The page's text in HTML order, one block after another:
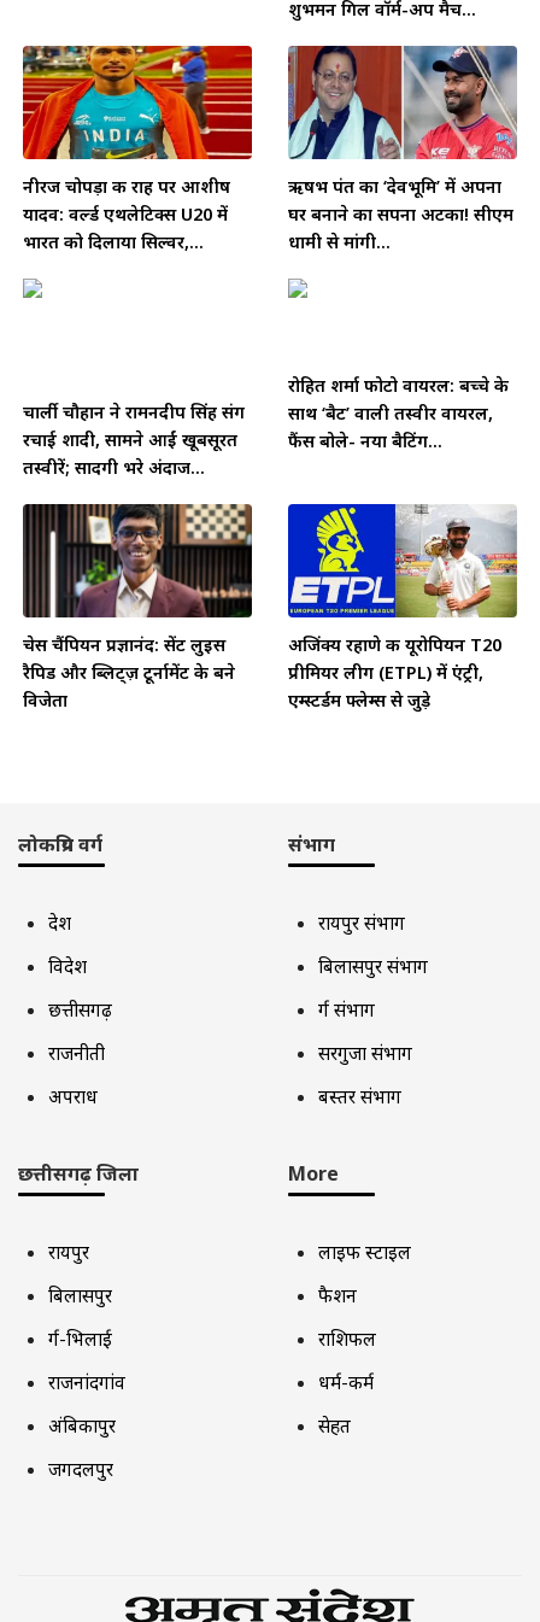
शुभमन गिल वॉर्म-अप मैच...
नीरज चोपड़ा की राह पर आशीष
यादव: वर्ल्ड एथलेटिक्स U20 में
भारत को दिलाया सिल्वर,...
ऋषभ पंत का ‘देवभूमि’ में अपना
घर बनाने का सपना अटका! सीएम
धामी से मांगी...
चार्ली चौहान ने रामनदीप सिंह संग
रचाई शादी, सामने आईं खूबसूरत
तस्वीरें; सादगी भरे अंदाज...
रोहित शर्मा फोटो वायरल: बच्चे के
साथ ‘बैट’ वाली तस्वीर वायरल,
फैंस बोले- नया बैटिंग...
चेस चैंपियन प्रज्ञानंद: सेंट लुइस
रैपिड और ब्लिट्ज़ टूर्नामेंट के बने
विजेता
अजिंक्य रहाणे की यूरोपियन T20
प्रीमियर लीग (ETPL) में एंट्री,
एम्स्टर्डम फ्लेम्स से जुड़े
लोकप्रिय वर्ग
देश
विदेश
छत्तीसगढ़
राजनीती
अपराध
संभाग
रायपुर संभाग
बिलासपुर संभाग
दुर्ग संभाग
सरगुजा संभाग
बस्तर संभाग
छत्तीसगढ़ जिला
रायपुर
बिलासपुर
दुर्ग-भिलाई
राजनांदगांव
अंबिकापुर
जगदलपुर
More
लाइफ स्टाइल
फैशन
राशिफल
धर्म-कर्म
सेहत